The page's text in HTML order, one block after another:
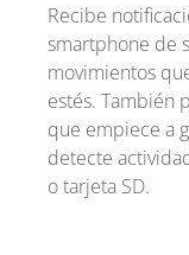
Recibe
smartphone de
movimientos
estés. También
que empiece a
detecte
o tarjeta SD.